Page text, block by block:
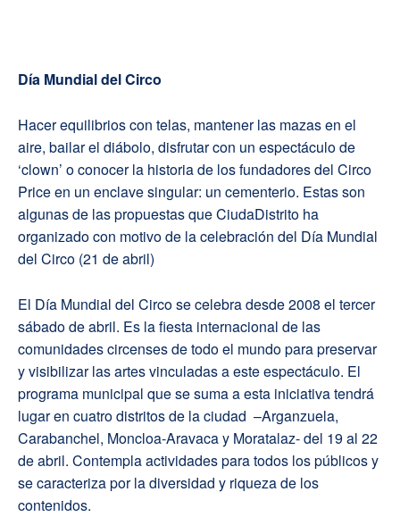
Día Mundial del Circo
Hacer equilibrios con telas, mantener las mazas en el
aire, bailar el diábolo, disfrutar con un espectáculo de
‘clown’ o conocer la historia de los fundadores del Circo
Price en un enclave singular: un cementerio. Estas son
algunas de las propuestas que CiudaDistrito ha
organizado con motivo de la celebración del Día Mundial
del Circo (21 de abril)
El Día Mundial del Circo se celebra desde 2008 el tercer
sábado de abril. Es la fiesta internacional de las
comunidades circenses de todo el mundo para preservar
y visibilizar las artes vinculadas a este espectáculo. El
programa municipal que se suma a esta iniciativa tendrá
lugar en cuatro distritos de la ciudad –Arganzuela,
Carabanchel, Moncloa-Aravaca y Moratalaz- del 19 al 22
de abril. Contempla actividades para todos los públicos y
se caracteriza por la diversidad y riqueza de los
contenidos.